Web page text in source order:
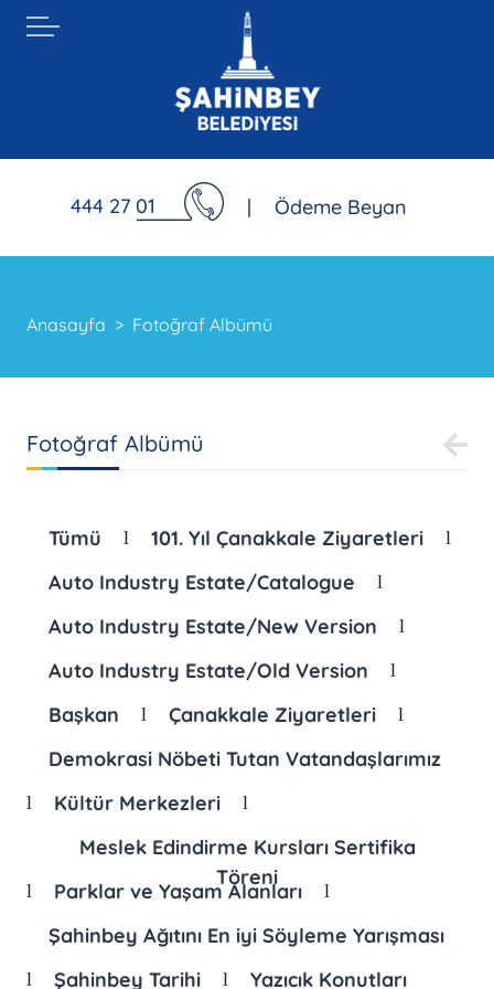
444 27 01 | Ödeme Beyan
Anasayfa Fotoğraf Albümü
Fotoğraf Albümü
Tümü l 101. Yıl Çanakkale Ziyaretleri l
Auto Industry Estate/Catalogue l
Auto Industry Estate/New Version l
Auto Industry Estate/Old Version l
Başkan l Çanakkale Ziyaretleri l
Demokrasi Nöbeti Tutan Vatandaşlarımız
l Kültür Merkezleri l
Meslek Edindirme Kursları Sertifika
Töreni
l Parklar ve Yaşam Alanları l
Şahinbey Ağıtını En iyi Söyleme Yarışması
l Şahinbey Tarihi l Yazıcık Konutları